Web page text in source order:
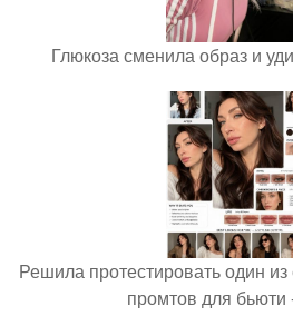
Глюкоза сменила образ и
Решила протестировать один
промтов для бьюти